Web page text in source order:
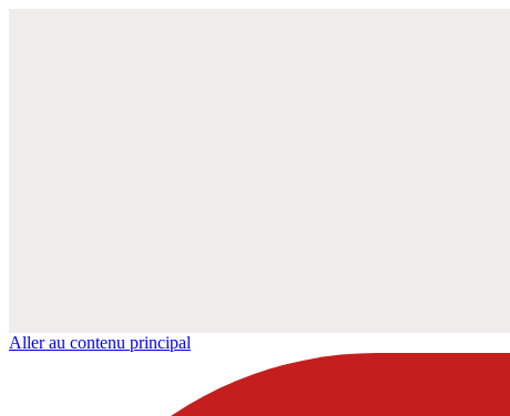
Aller au contenu principal